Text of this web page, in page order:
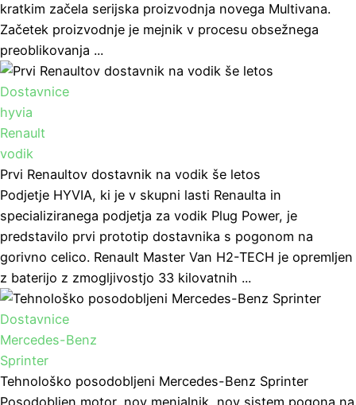
kratkim začela serijska proizvodnja novega Multivana.
Začetek proizvodnje je mejnik v procesu obsežnega
preoblikovanja ...
Dostavnice
hyvia
Renault
vodik
Prvi Renaultov dostavnik na vodik še letos
Podjetje HYVIA, ki je v skupni lasti Renaulta in
specializiranega podjetja za vodik Plug Power, je
predstavilo prvi prototip dostavnika s pogonom na
gorivno celico. Renault Master Van H2-TECH je opremljen
z baterijo z zmogljivostjo 33 kilovatnih ...
Dostavnice
Mercedes-Benz
Sprinter
Tehnološko posodobljeni Mercedes-Benz Sprinter